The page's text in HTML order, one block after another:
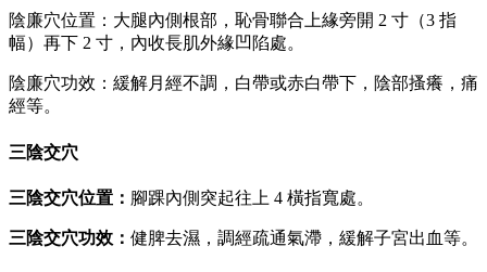
陰廉穴位置：大腿內側根部，恥骨聯合上緣旁開 2 寸（3 指
幅）再下 2 寸，內收長肌外緣凹陷處。
陰廉穴功效：緩解月經不調，白帶或赤白帶下，陰部搔癢，痛
經等。
三陰交穴
三陰交穴位置： 腳踝內側突起往上 4 橫指寬處。
三陰交穴功效： 健脾去濕，調經疏通氣滯，緩解子宮出血等。